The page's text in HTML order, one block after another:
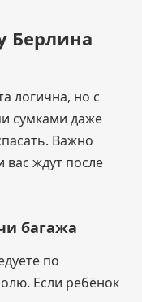
Берлина
логична, но с
сумками даже
Важно
вас ждут после
багажа
по
Если ребёнок